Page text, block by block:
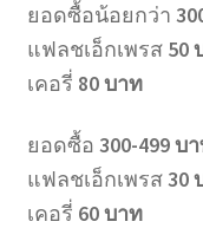
ยอดซื้อน้อยกว่า
แฟลชเอ็กเพรส 50
เคอรี่ 80 บาท
ยอดซื้อ 300-499 บ
แฟลชเอ็กเพรส30
เคอรี่ 60 บาท